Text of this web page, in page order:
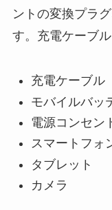
ントの変換プラ
す。充電ケーブル
充電ケーブル
モバイルバッ
電源コンセン
スマートフォ
タブレット
カメラ